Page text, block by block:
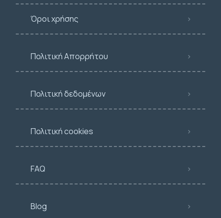
Όροι χρήσης
Πολιτική Απορρήτου
Πολιτική δεδομένων
Πολιτική cookies
FAQ
Blog